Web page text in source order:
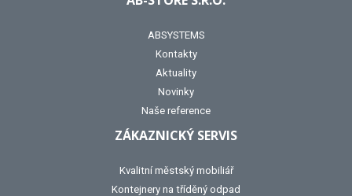
ABSYSTEMS
Kontakty
Aktuality
Novinky
Naše reference
ZÁKAZNICKÝ SERVIS
Kvalitní městský mobiliář
Kontejnery na tříděný odpad